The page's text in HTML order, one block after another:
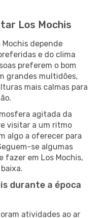
Los Mochis
depende
e do clima
preferem o bom
grandes multidões,
mais calmas para
agitada da
visitar a um ritmo
algo a oferecer para
se algumas
fazer em Los Mochis,
durante a época
atividades ao ar